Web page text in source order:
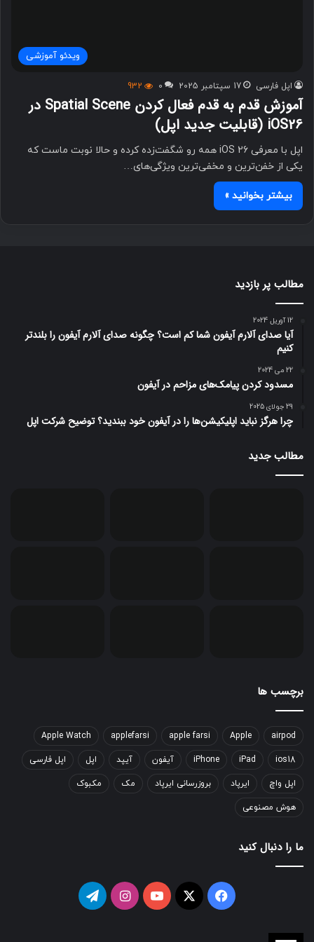
ویدئو آموزشی
اپل فارسی 17 سپتامبر 2025 0
932
آموزش قدم به قدم فعال کردن Spatial Scene در
iOS26 (قابلیت جدید اپل)
اپل با معرفی iOS 26 همه رو شگفت‌زده کرده و حالا نوبت ماست که
یکی از خفن‌ترین و مخفی‌ترین ویژگی‌های…
بیشتر بخوانید »
مطالب پر بازدید
12 آوریل 2024
آیا صدای آلارم آیفون شما کم است؟ چگونه صدای آلارم آیفون را بلندتر
کنیم
22 می 2024
مسدود کردن پیامک‌های مزاحم در آیفون
29 جولای 2025
چرا هرگز نباید اپلیکیشن‌ها را در آیفون خود ببندید؟ توضیح شرکت اپل
مطالب جدید
برچسب ها
airpod
Apple
apple farsi
applefarsi
Apple Watch
ios18
iPad
iPhone آیفون آیپد اپل اپل فارسی
اپل واچ ایرپاد بروزرسانی ایرپاد مک مکبوک
هوش مصنوعی
ما را دنبال کنید
فیسبوکایکس یوتیوباینستاگرامتلگرام